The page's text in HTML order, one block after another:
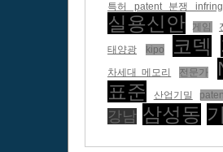
특허 patent 분쟁
실용신안 게임
태양광
kipo 코덱
차세대 메모리 전문가
표준
산업기밀
강남 삼성동